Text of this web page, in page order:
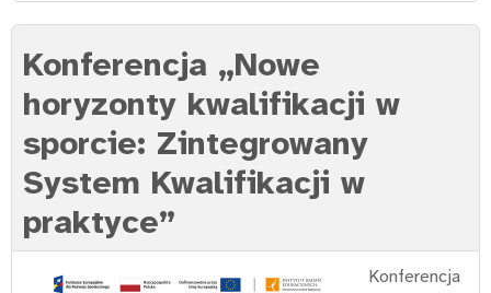
Konferencja „Nowe
horyzonty kwalifikacji w
sporcie: Zintegrowany
System Kwalifikacji w
praktyce”
Konferencja